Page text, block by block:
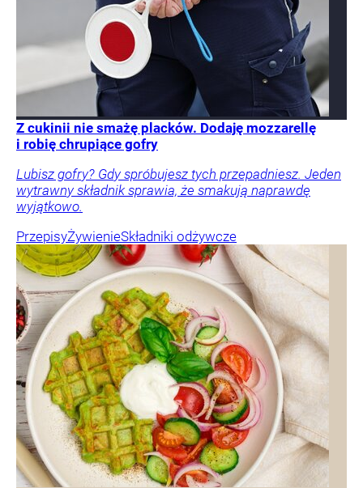
Z cukinii nie smażę placków. Dodaję mozzarellę
i robię chrupiące gofry
Lubisz gofry? Gdy spróbujesz tych przepadniesz. Jeden
wytrawny składnik sprawia, że smakują naprawdę
wyjątkowo.
PrzepisyŻywienieSkładniki odżywcze